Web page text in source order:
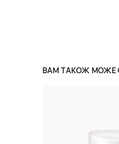
ВАМ ТАКОЖ МОЖЕ